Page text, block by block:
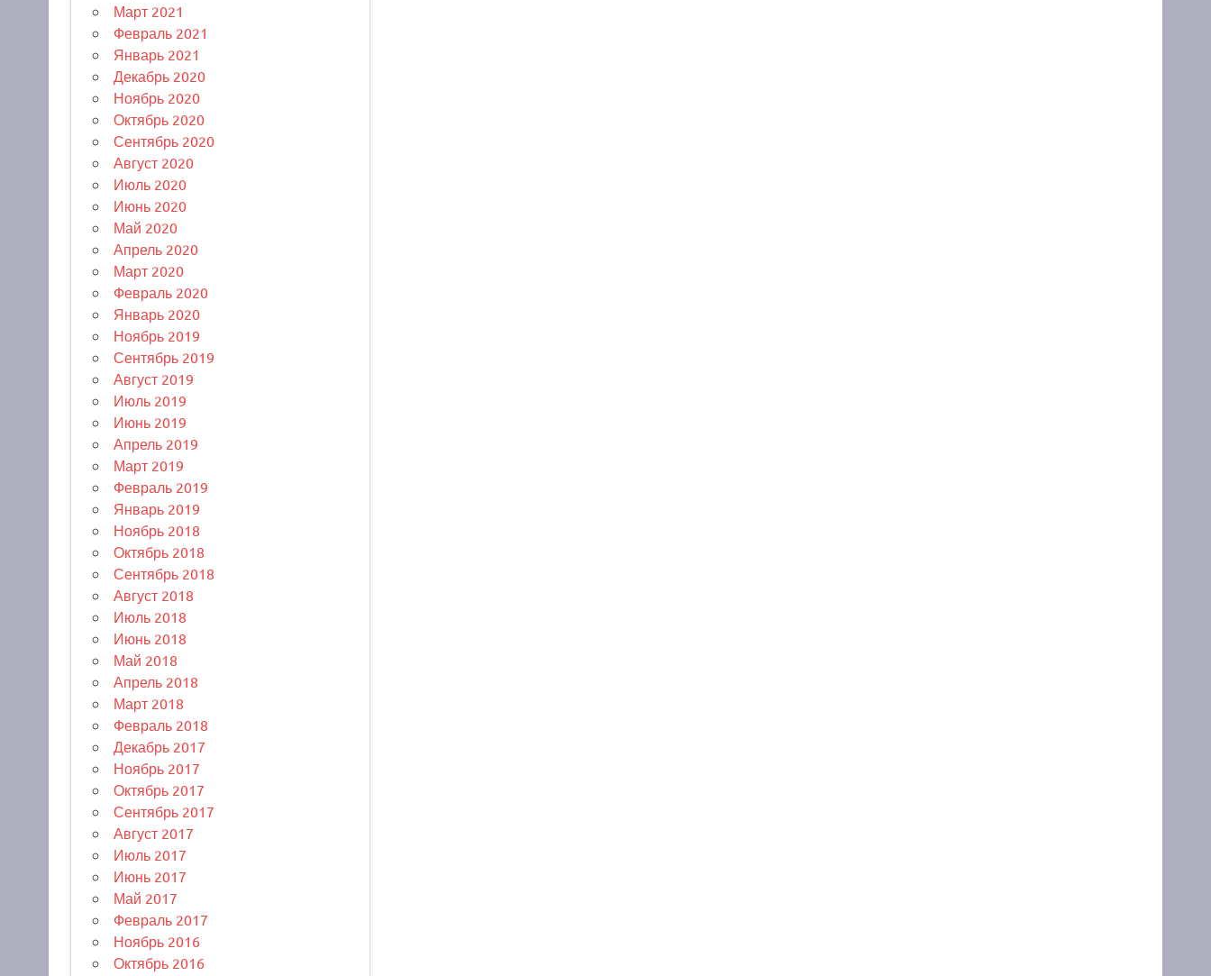
Март 2021
Февраль 2021
Январь 2021
Декабрь 2020
Ноябрь 2020
Октябрь 2020
Сентябрь 2020
Август 2020
Июль 2020
Июнь 2020
Май 2020
Апрель 2020
Март 2020
Февраль 2020
Январь 2020
Ноябрь 2019
Сентябрь 2019
Август 2019
Июль 2019
Июнь 2019
Апрель 2019
Март 2019
Февраль 2019
Январь 2019
Ноябрь 2018
Октябрь 2018
Сентябрь 2018
Август 2018
Июль 2018
Июнь 2018
Май 2018
Апрель 2018
Март 2018
Февраль 2018
Декабрь 2017
Ноябрь 2017
Октябрь 2017
Сентябрь 2017
Август 2017
Июль 2017
Июнь 2017
Май 2017
Февраль 2017
Ноябрь 2016
Октябрь 2016